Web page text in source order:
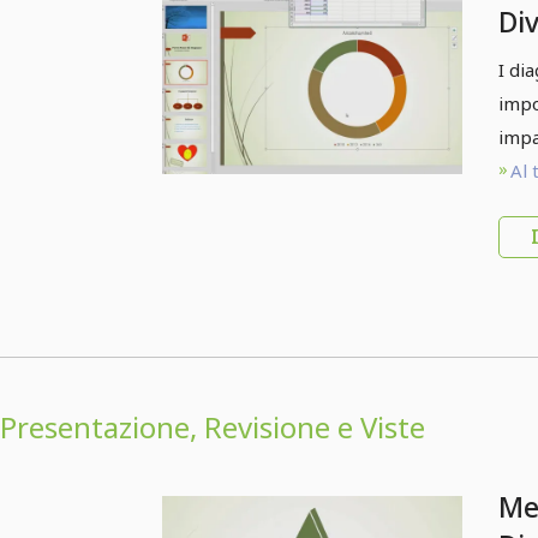
I
Al
Presentazione, Revisione e Viste